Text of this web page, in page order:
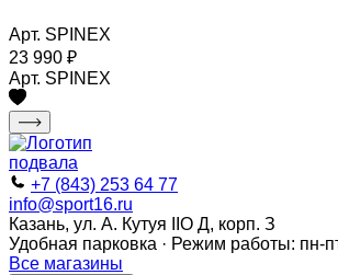
Арт. SPINEX
23 990 ₽
Арт. SPINEX
+7 (843) 253 64 77
info@sport16.ru
Казань, ул. А. Кутуя IIO Д, корп. З
Удобная парковка · Режим работы: пн-
Все магазины